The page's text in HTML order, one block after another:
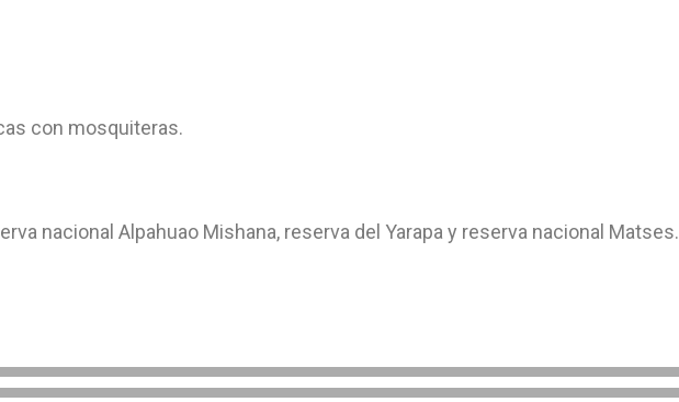
con mosquiteras.
nacional Alpahuao Mishana, reserva del Yarapa y reserva nacional Matses.